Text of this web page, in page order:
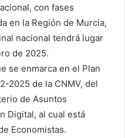
con fases
en la Región de Murcia,
nacional tendrá lugar
de 2025.
se enmarca en el Plan
2025 de la CNMV, del
de Asuntos
Digital, al cual está
Economistas.